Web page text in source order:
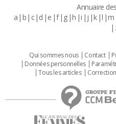
Annuaire
a b c d e f g h i j k l m
Qui sommes nous Contact
Données personnelles
Tous les articles